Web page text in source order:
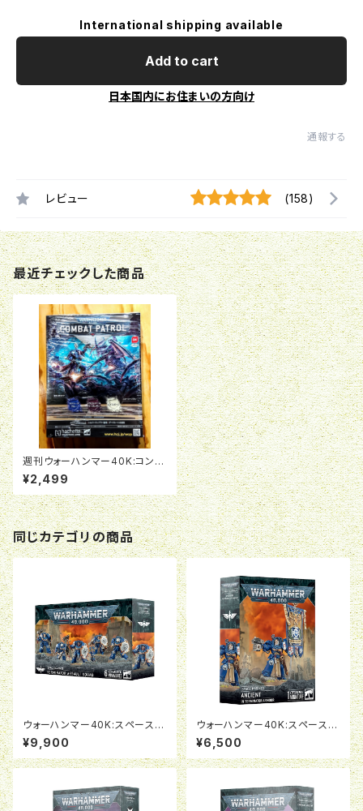
International shipping available
Add to cart
日本国内にお住まいの方向け
通報する
レビュー (158)
最近チェックした商品
週刊ウォーハンマー40K:コンバ
ットパトロール04号
¥2,499
同じカテゴリの商品
ウォーハンマー40K:スペースマ
リーン：ターミネイター・アサル
ト・スカッド
¥9,900
ウォーハンマー40K:スペースマ
リーン：エインシェント（ターミネ
イター・アーマー装備）
¥6,500